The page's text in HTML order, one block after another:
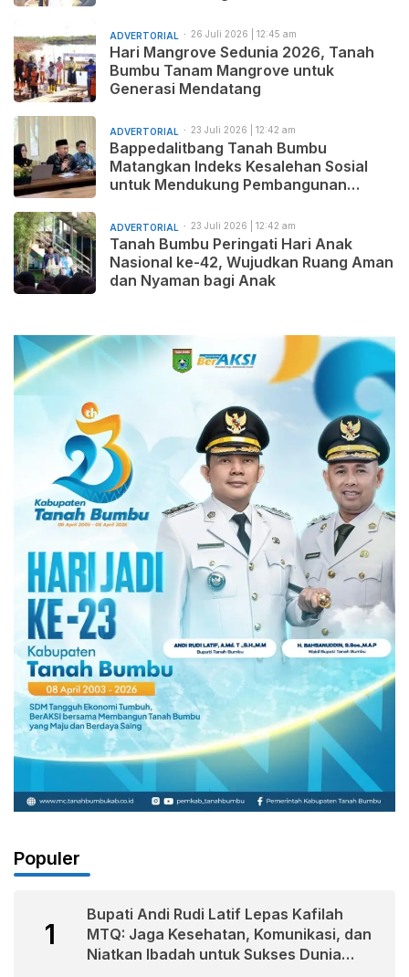
ADVERTORIAL 26 Juli 2026 | 12:45 am
Hari Mangrove Sedunia 2026, Tanah
Bumbu Tanam Mangrove untuk
Generasi Mendatang
ADVERTORIAL 23 Juli 2026 | 12:42 am
Bappedalitbang Tanah Bumbu
Matangkan Indeks Kesalehan Sosial
untuk Mendukung Pembangunan
Beradab
ADVERTORIAL 23 Juli 2026 | 12:42 am
Tanah Bumbu Peringati Hari Anak
Nasional ke-42, Wujudkan Ruang Aman
dan Nyaman bagi Anak
Populer
1
Bupati Andi Rudi Latif Lepas Kafilah
MTQ: Jaga Kesehatan, Komunikasi, dan
Niatkan Ibadah untuk Sukses Dunia